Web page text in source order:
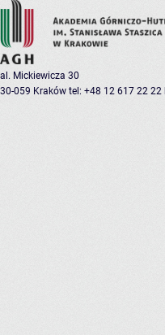
al. Mickiewicza 30
30-059 Kraków tel: +48 12 617 22 22